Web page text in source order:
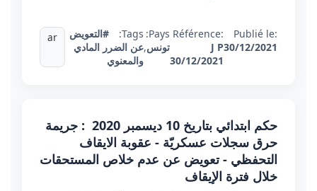
Publié le:
30/12/2021
Référence:
J P
30/12/2021
Pays:
تونس,
Tags:
#التعويض
عن الضرر المادي
والمعنوي
ar
حكم ابتدائي بتاريخ 10 ديسمبر 2020 : جريمة
حرق سجلات عسكريّة - عقوبة الايقاف
التحفظي - تعويض عن عدم خلاص المستحقات
خلال فترة الإيقاف